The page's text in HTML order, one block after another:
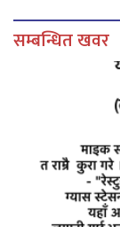
सम्बन्धित खवर